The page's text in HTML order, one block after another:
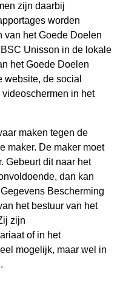
zijn daarbij
worden
van het Goede Doelen
Unisson in de lokale
het Goede Doelen
website, de social
in het
maken tegen de
maker. De maker moet
Gebeurt dit naar het
dan kan
Bescherming
het bestuur van het
zijn
of in het
mogelijk, maar wel in